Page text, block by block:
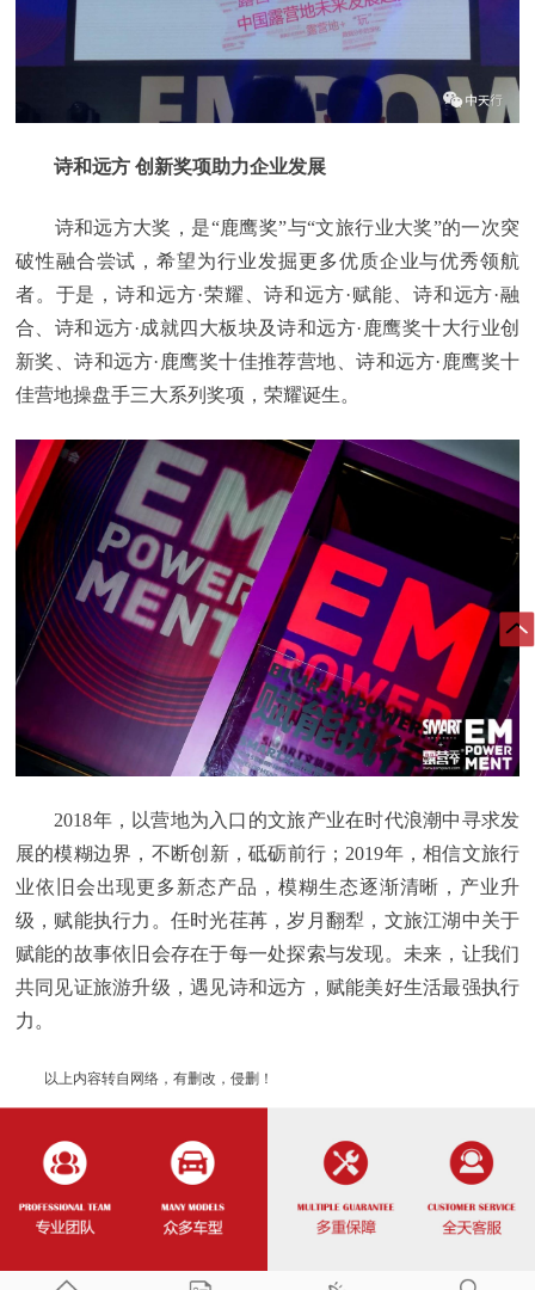
诗和远方 创新奖项助力企业发展
诗和远方大奖，是“鹿鹰奖”与“文旅行业大奖”的一次突
破性融合尝试，希望为行业发掘更多优质企业与优秀领航
者。于是，诗和远方·荣耀、诗和远方·赋能、诗和远方·融
合、诗和远方·成就四大板块及诗和远方·鹿鹰奖十大行业创
新奖、诗和远方·鹿鹰奖十佳推荐营地、诗和远方·鹿鹰奖十
佳营地操盘手三大系列奖项，荣耀诞生。
2018年，以营地为入口的文旅产业在时代浪潮中寻求发
展的模糊边界，不断创新，砥砺前行；2019年，相信文旅行
业依旧会出现更多新态产品，模糊生态逐渐清晰，产业升
级，赋能执行力。任时光荏苒，岁月翻犁，文旅江湖中关于
赋能的故事依旧会存在于每一处探索与发现。未来，让我们
共同见证旅游升级，遇见诗和远方，赋能美好生活最强执行
力。
以上内容转自网络，有删改，侵删！